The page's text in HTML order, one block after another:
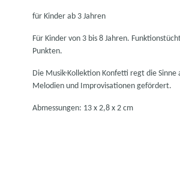
für Kinder ab 3 Jahren
Für Kinder von 3 bis 8 Jahren.
Punkten.
Die Musik-Kollektion Konfetti regt die
Melodien und Improvisationen gefördert.
Abmessungen: 13 x 2,8 x 2 cm